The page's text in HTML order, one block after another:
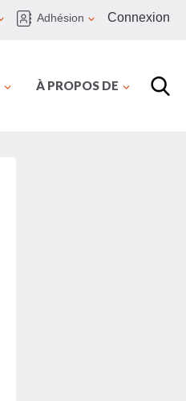
Adhésion Connexion
À PROPOS DE